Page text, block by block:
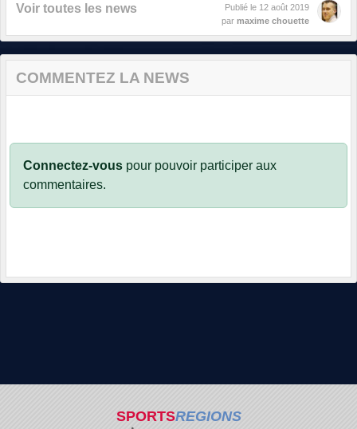
Voir toutes les news Publié le 12 août 2019
par maxime chouette
COMMENTEZ LA NEWS
Connectez-vous pour pouvoir participer aux
commentaires.
SPORTSREGIONS